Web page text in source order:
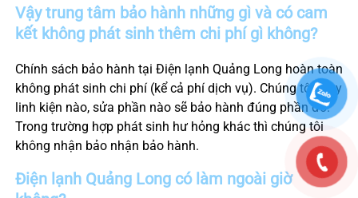
Vậy trung tâm bảo hành những gì và có cam
kết không phát sinh thêm chi phí gì không?
Chính sách bảo hành tại Điện lạnh Quảng Long hoàn toàn
không phát sinh chi phí (kể cả phí dịch vụ). Chúng tôi thay
linh kiện nào, sửa phần nào sẽ bảo hành đúng phần đó.
Trong trường hợp phát sinh hư hỏng khác thì chúng tôi
không nhận bảo nhận bảo hành.
Điện lạnh Quảng Long có làm ngoài giờ